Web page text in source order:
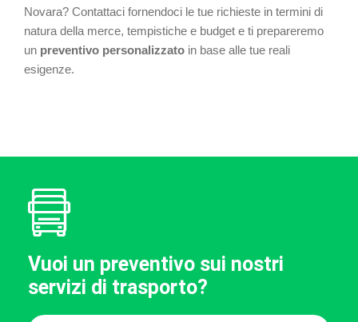
Novara? Contattaci fornendoci le tue richieste in termini di
natura della merce, tempistiche e budget e ti prepareremo
un preventivo personalizzato in base alle tue reali
esigenze.
Vuoi un preventivo sui nostri
servizi di trasporto?